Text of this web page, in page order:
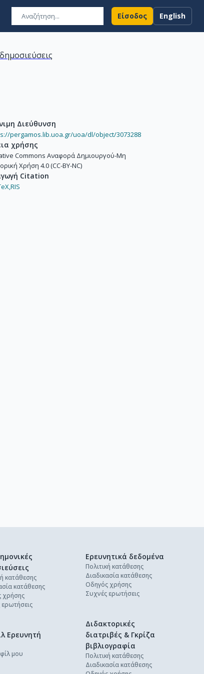
Είσοδος English
Διεύθυνση
pergamos.lib.uoa.gr/uoa/dl/object/3073288
χρήσης
Commons Αναφορά Δημιουργού-Μη
Χρήση 4.0 (CC-BY-NC)
Citation
RIS
κατάθεσης
κατάθεσης
χρήσης
Ερευνητικά δεδομένα
Πολιτική κατάθεσης
Διαδικασία κατάθεσης
Οδηγός χρήσης
Συχνές ερωτήσεις
Διδακτορικές
διατριβές & Γκρίζα
βιβλιογραφία
Πολιτική κατάθεσης
Διαδικασία κατάθεσης
Ερευνητή
μου